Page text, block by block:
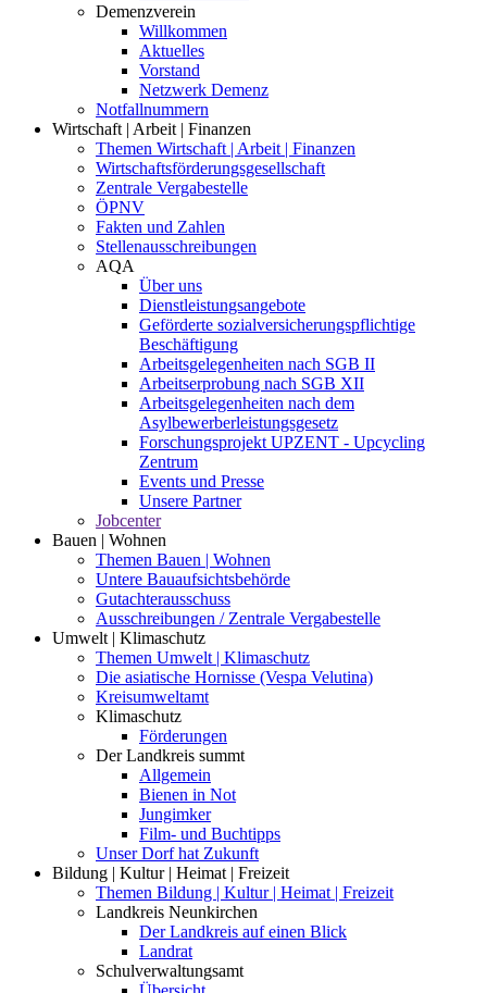
Demenzverein
Willkommen
Aktuelles
Vorstand
Netzwerk Demenz
Notfallnummern
Wirtschaft | Arbeit | Finanzen
Themen Wirtschaft | Arbeit | Finanzen
Wirtschaftsförderungsgesellschaft
Zentrale Vergabestelle
ÖPNV
Fakten und Zahlen
Stellenausschreibungen
AQA
Über uns
Dienstleistungsangebote
Geförderte sozialversicherungspflichtige
Beschäftigung
Arbeitsgelegenheiten nach SGB II
Arbeitserprobung nach SGB XII
Arbeitsgelegenheiten nach dem
Asylbewerberleistungsgesetz
Forschungsprojekt UPZENT - Upcycling
Zentrum
Events und Presse
Unsere Partner
Jobcenter
Bauen | Wohnen
Themen Bauen | Wohnen
Untere Bauaufsichtsbehörde
Gutachterausschuss
Ausschreibungen / Zentrale Vergabestelle
Umwelt | Klimaschutz
Themen Umwelt | Klimaschutz
Die asiatische Hornisse (Vespa Velutina)
Kreisumweltamt
Klimaschutz
Förderungen
Der Landkreis summt
Allgemein
Bienen in Not
Jungimker
Film- und Buchtipps
Unser Dorf hat Zukunft
Bildung | Kultur | Heimat | Freizeit
Themen Bildung | Kultur | Heimat | Freizeit
Landkreis Neunkirchen
Der Landkreis auf einen Blick
Landrat
Schulverwaltungsamt